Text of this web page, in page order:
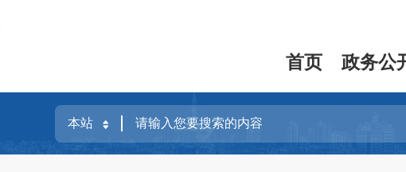
首页 政务公